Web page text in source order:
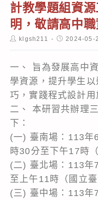
計教學題組資
明，敬請高中
Postklgsh211
Post2024-05-
一、 旨為發展高中
學資源，提升學生
巧，實踐程式設計用
二、 本研習共辦理
下：
(一) 臺南場：113年
時30分至下午17時
(二) 臺北場：113年
至上午11時（國立
(三) 臺中場：113年